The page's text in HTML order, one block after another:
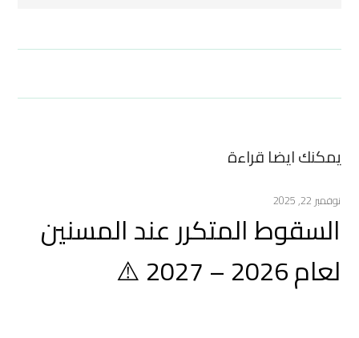
يمكنك ايضا قراءة
نوفمبر 22, 2025
السقوط المتكرر عند المسنين
لعام 2026 – 2027 ⚠️